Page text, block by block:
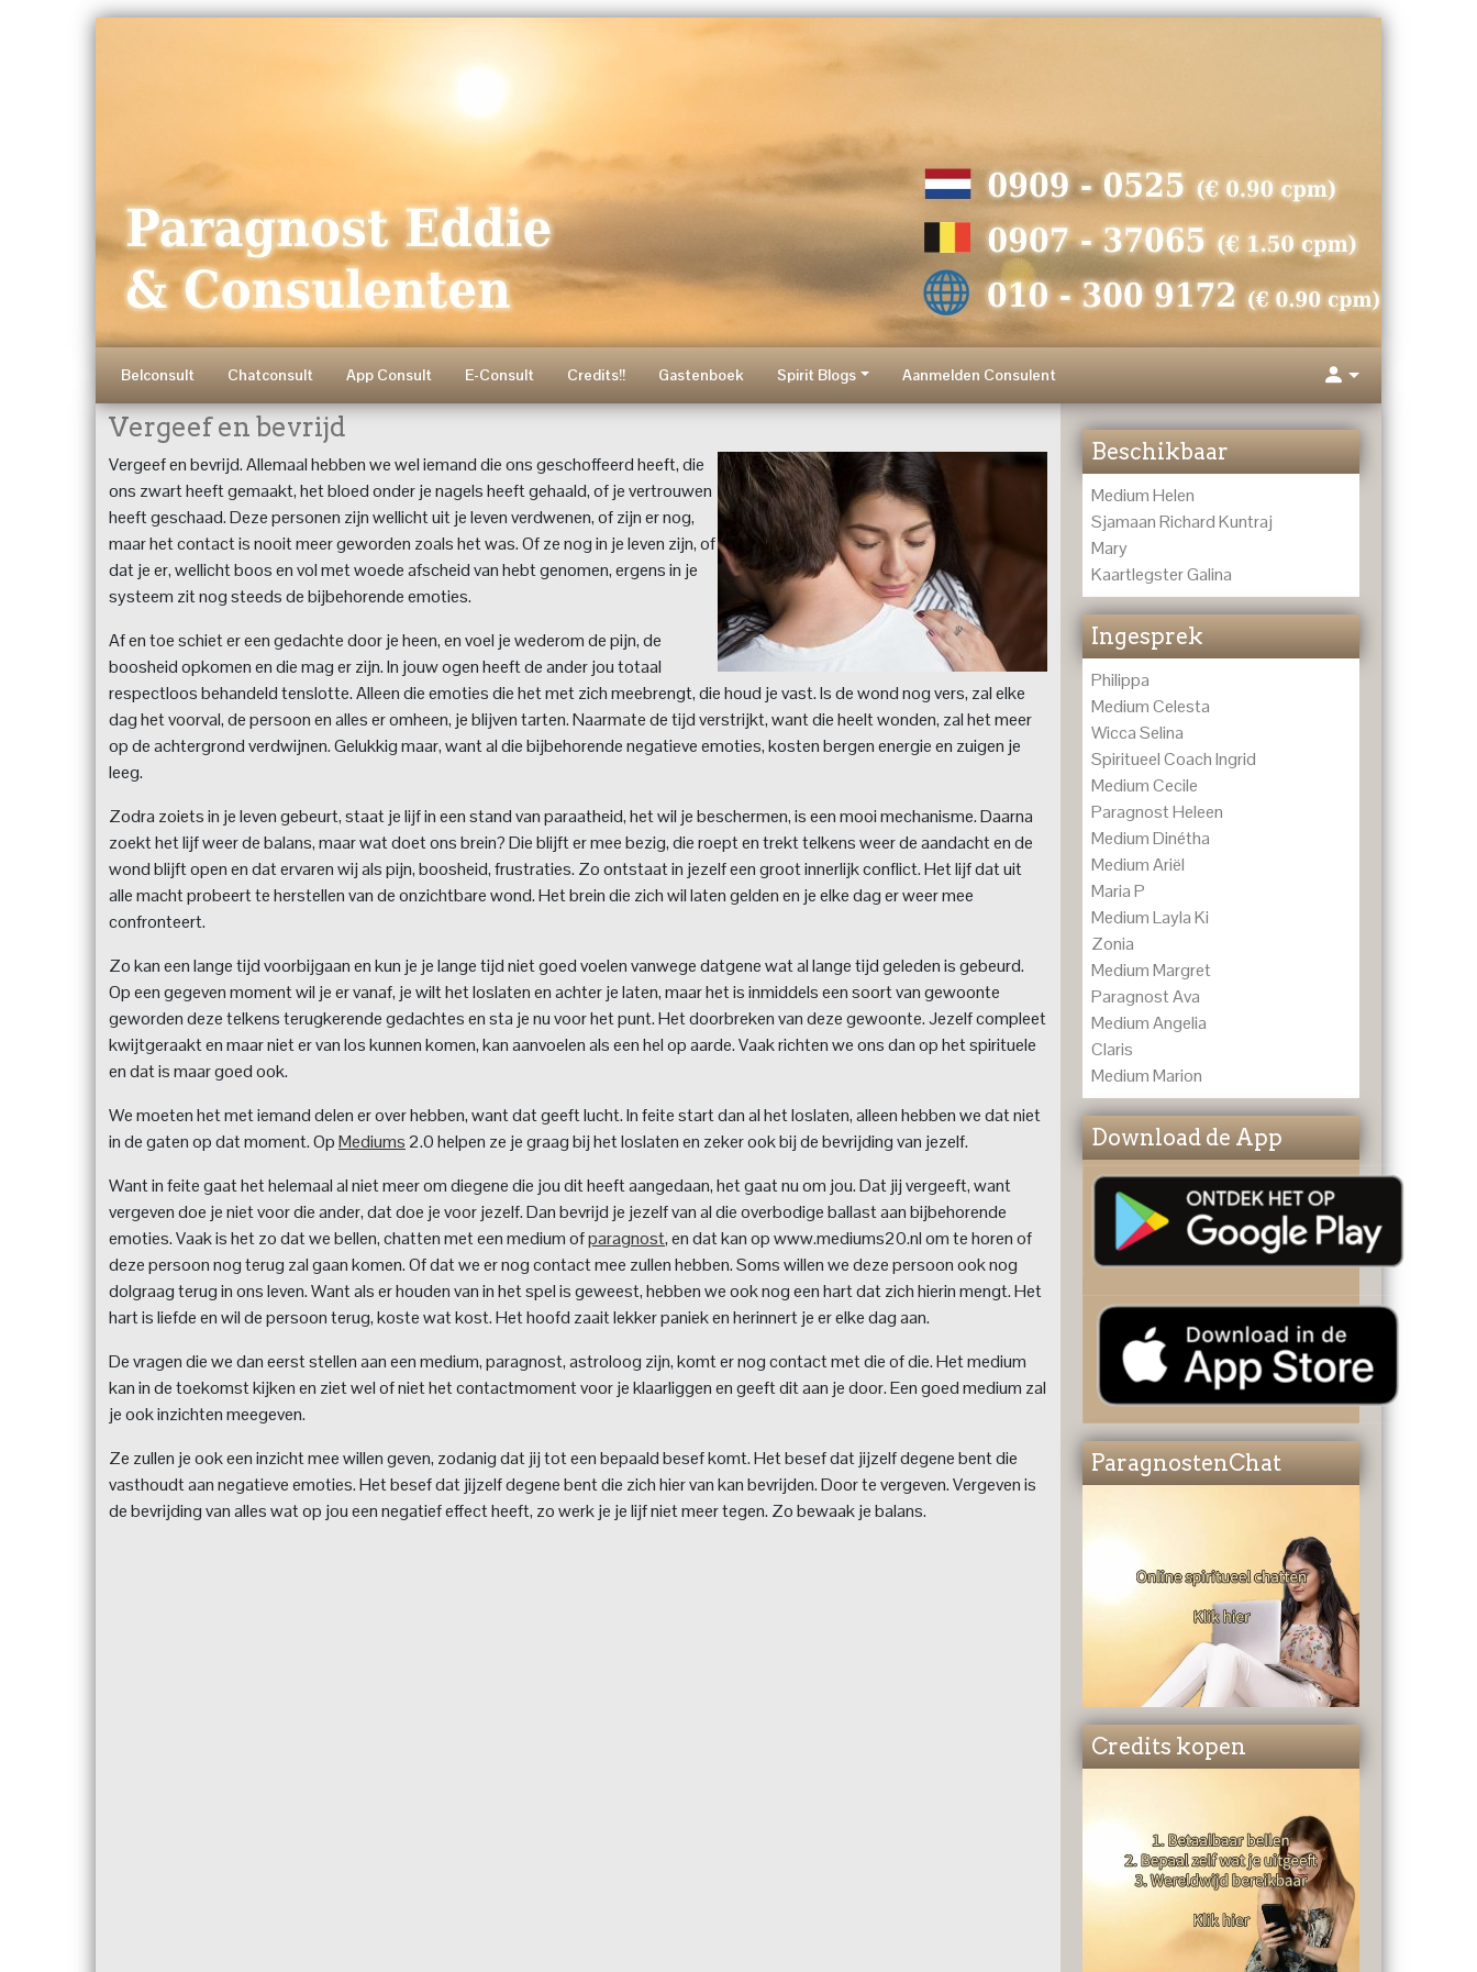
Belconsult Chatconsult App Consult E-Consult Credits!! Gastenboek Spirit Blogs Aanmelden Consulent
Vergeef en bevrijd
Vergeef en bevrijd. Allemaal hebben we wel iemand die ons geschoffeerd heeft, die
ons zwart heeft gemaakt, het bloed onder je nagels heeft gehaald, of je vertrouwen
heeft geschaad. Deze personen zijn wellicht uit je leven verdwenen, of zijn er nog,
maar het contact is nooit meer geworden zoals het was. Of ze nog in je leven zijn, of
dat je er, wellicht boos en vol met woede afscheid van hebt genomen, ergens in je
systeem zit nog steeds de bijbehorende emoties.
Af en toe schiet er een gedachte door je heen, en voel je wederom de pijn, de
boosheid opkomen en die mag er zijn. In jouw ogen heeft de ander jou totaal
respectloos behandeld tenslotte. Alleen die emoties die het met zich meebrengt, die houd je vast. Is de wond nog vers, zal elke
dag het voorval, de persoon en alles er omheen, je blijven tarten. Naarmate de tijd verstrijkt, want die heelt wonden, zal het meer
op de achtergrond verdwijnen. Gelukkig maar, want al die bijbehorende negatieve emoties, kosten bergen energie en zuigen je
leeg.
Zodra zoiets in je leven gebeurt, staat je lijf in een stand van paraatheid, het wil je beschermen, is een mooi mechanisme. Daarna
zoekt het lijf weer de balans, maar wat doet ons brein? Die blijft er mee bezig, die roept en trekt telkens weer de aandacht en de
wond blijft open en dat ervaren wij als pijn, boosheid, frustraties. Zo ontstaat in jezelf een groot innerlijk conflict. Het lijf dat uit
alle macht probeert te herstellen van de onzichtbare wond. Het brein die zich wil laten gelden en je elke dag er weer mee
confronteert.
Zo kan een lange tijd voorbijgaan en kun je je lange tijd niet goed voelen vanwege datgene wat al lange tijd geleden is gebeurd.
Op een gegeven moment wil je er vanaf, je wilt het loslaten en achter je laten, maar het is inmiddels een soort van gewoonte
geworden deze telkens terugkerende gedachtes en sta je nu voor het punt. Het doorbreken van deze gewoonte. Jezelf compleet
kwijtgeraakt en maar niet er van los kunnen komen, kan aanvoelen als een hel op aarde. Vaak richten we ons dan op het spirituele
en dat is maar goed ook.
We moeten het met iemand delen er over hebben, want dat geeft lucht. In feite start dan al het loslaten, alleen hebben we dat niet
in de gaten op dat moment. OpMediums2.0 helpen ze je graag bij het loslaten en zeker ook bij de bevrijding van jezelf.
Want in feite gaat het helemaal al niet meer om diegene die jou dit heeft aangedaan, het gaat nu om jou. Dat jij vergeeft, want
vergeven doe je niet voor die ander, dat doe je voor jezelf. Dan bevrijd je jezelf van al die overbodige ballast aan bijbehorende
emoties. Vaak is het zo dat we bellen, chatten met een medium ofparagnost, en dat kan op www.mediums20.nl om te horen of
deze persoon nog terug zal gaan komen. Of dat we er nog contact mee zullen hebben. Soms willen we deze persoon ook nog
dolgraag terug in ons leven. Want als er houden van in het spel is geweest, hebben we ook nog een hart dat zich hierin mengt. Het
hart is liefde en wil de persoon terug, koste wat kost. Het hoofd zaait lekker paniek en herinnert je er elke dag aan.
De vragen die we dan eerst stellen aan een medium, paragnost, astroloog zijn, komt er nog contact met die of die. Het medium
kan in de toekomst kijken en ziet wel of niet het contactmoment voor je klaarliggen en geeft dit aan je door. Een goed medium zal
je ook inzichten meegeven.
Ze zullen je ook een inzicht mee willen geven, zodanig dat jij tot een bepaald besef komt. Het besef dat jijzelf degene bent die
vasthoudt aan negatieve emoties. Het besef dat jijzelf degene bent die zich hier van kan bevrijden. Door te vergeven. Vergeven is
de bevrijding van alles wat op jou een negatief effect heeft, zo werk je je lijf niet meer tegen. Zo bewaak je balans.
Beschikbaar
Medium Helen
Sjamaan Richard Kuntraj
Mary
Kaartlegster Galina
Ingesprek
Philippa
Medium Celesta
Wicca Selina
Spiritueel Coach Ingrid
Medium Cecile
Paragnost Heleen
Medium Dinétha
Medium Ariël
Maria P
Medium Layla Ki
Zonia
Medium Margret
Paragnost Ava
Medium Angelia
Claris
Medium Marion
Download de App
ParagnostenChat
Credits kopen